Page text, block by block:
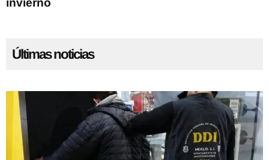
invierno
Últimas noticias